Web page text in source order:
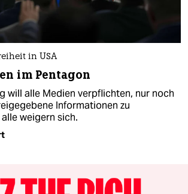
in USA
im Pentagon
will alle Medien verpflichten, nur noch
Informationen zu
weigern sich.